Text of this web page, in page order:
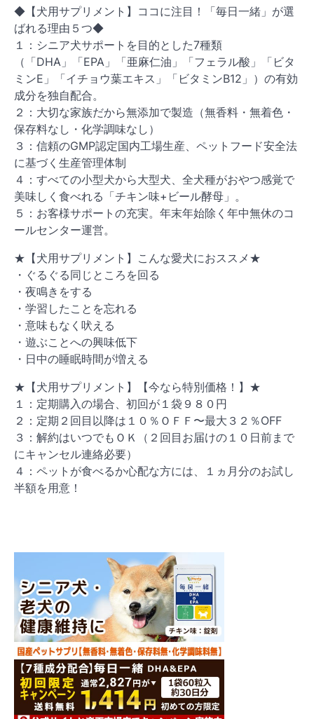
◆【犬用サプリメント】ココに注目！「毎日一緒」が選
ばれる理由５つ◆
１：シニア犬サポートを目的とした7種類
（「DHA」「EPA」「亜麻仁油」「フェラル酸」「ビタ
ミンE」「イチョウ葉エキス」「ビタミンB12」）の有効
成分を独自配合。
２：大切な家族だから無添加で製造（無香料・無着色・
保存料なし・化学調味なし）
３：信頼のGMP認定国内工場生産、ペットフード安全法
に基づく生産管理体制
４：すべての小型犬から大型犬、全犬種がおやつ感覚で
美味しく食べれる「チキン味+ビール酵母」。
５：お客様サポートの充実。年末年始除く年中無休のコ
ールセンター運営。
★【犬用サプリメント】こんな愛犬におススメ★
・ぐるぐる同じところを回る
・夜鳴きをする
・学習したことを忘れる
・意味もなく吠える
・遊ぶことへの興味低下
・日中の睡眠時間が増える
★【犬用サプリメント】【今なら特別価格！】★
１：定期購入の場合、初回が１袋９８０円
２：定期２回目以降は１０％ＯＦＦ〜最大３２％OFF
３：解約はいつでもＯＫ（２回目お届けの１０日前まで
にキャンセル連絡必要）
４：ペットが食べるか心配な方には、１ヵ月分のお試し
半額を用意！